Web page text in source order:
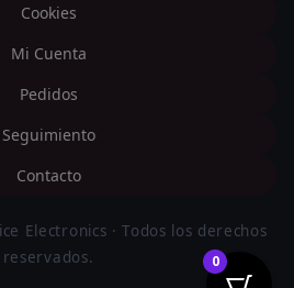
0
Cookies
Mi Cuenta
Pedidos
Seguimiento
Contacto
Electronics · Todos los derechos
reservados.